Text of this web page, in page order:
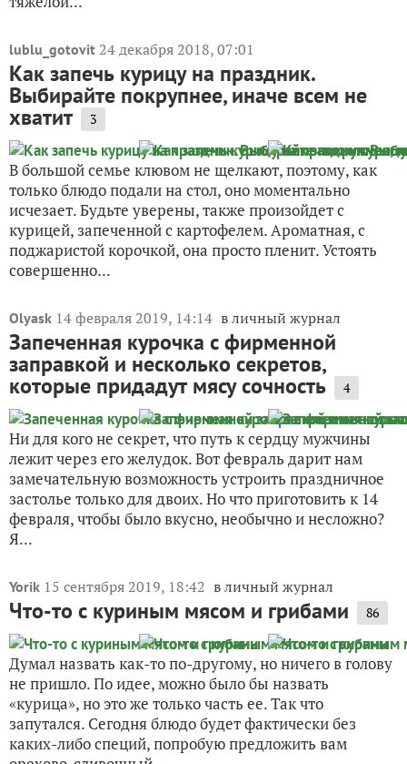
lublu_gotovit
Как запечь курицу на праздник.
Выбирайте покрупнее, иначе всем не
хватит 3
В большой семье клювом не щелкают, поэтому, как
только блюдо подали на стол, оно моментально
исчезает. Будьте уверены, также произойдет с
курицей, запеченной с картофелем. Ароматная, с
поджаристой корочкой, она просто пленит. Устоять
совершенно...
Olyask 14 февраля 2019, 14:14
Запеченная курочка с фирменной
заправкой и несколько секретов,
которые придадут мясу сочность
Ни для кого не секрет, что путь к сердцу мужчины
лежит через его желудок. Вот февраль дарит нам
замечательную возможность устроить праздничное
застолье только для двоих. Но что приготовить к 14
февраля, чтобы было вкусно, необычно и несложно?
Я...
Yorik
Что-то с куриным мясом и грибами
Думал назвать как-то по-другому, но ничего в голову
не пришло. По идее, можно было бы назвать
«курица», но это же только часть ее. Так что
запутался. Сегодня блюдо будет фактически без
каких-либо специй, попробую предложить вам
орехово-сливочный...